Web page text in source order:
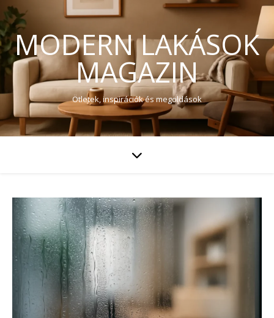
MODERN LAKÁSOK
MAGAZIN
Ötletek, inspirációk és megoldások